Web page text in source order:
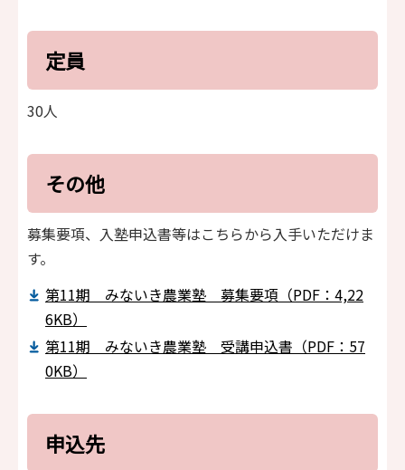
定員
30人
その他
募集要項、入塾申込書等はこちらから入手いただけま
す。
第11期 みないき農業塾 募集要項（PDF：4,22
6KB）
第11期 みないき農業塾 受講申込書（PDF：57
0KB）
申込先